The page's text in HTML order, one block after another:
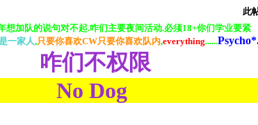
此
起.咋们主要夜间活动.必须18+你们学业要紧
一家人,只要你喜欢CW只要你喜欢队内,everything......
权限